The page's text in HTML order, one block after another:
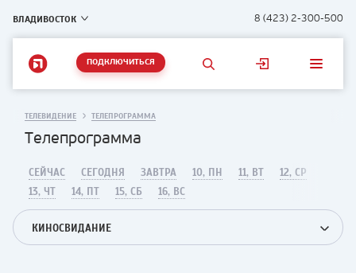
ВЛАДИВОСТОК 8 (423) 2-300-500
ПОДКЛЮЧИТЬСЯ
ТЕЛЕВИДЕНИЕ ТЕЛЕПРОГРАММА
Телепрограмма
СЕЙЧАС СЕГОДНЯ ЗАВТРА 10, ПН 11, ВТ
12, СР
13, ЧТ
14, ПТ 15, СБ 16, ВС
КИНОСВИДАНИЕ